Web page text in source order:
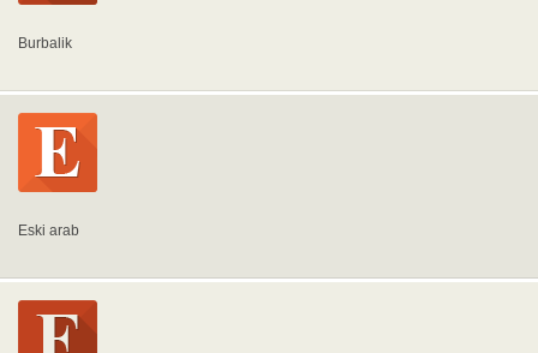
Burbalik
Eski arab